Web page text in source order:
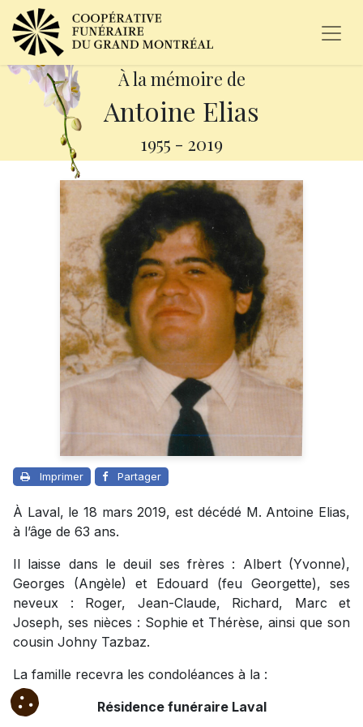
À la mémoire de
Antoine Elias
1955 - 2019
Imprimer Partager
À Laval, le 18 mars 2019, est décédé M. Antoine Elias,
à l’âge de 63 ans.
Il laisse dans le deuil ses frères : Albert (Yvonne),
Georges (Angèle) et Edouard (feu Georgette), ses
neveux : Roger, Jean-Claude, Richard, Marc et
Joseph, ses nièces : Sophie et Thérèse, ainsi que son
cousin Johny Tazbaz.
La famille recevra les condoléances à la :
Résidence funéraire Laval